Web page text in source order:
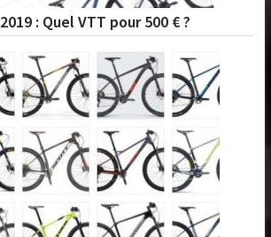
2019 : Quel VTT pour 500 € ?